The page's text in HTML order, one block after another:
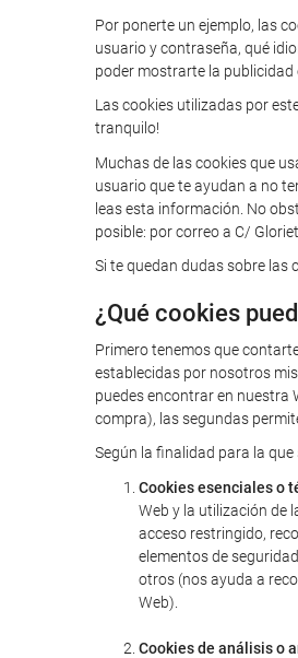
Por ponerte un ejemplo, las
usuario y contraseña, qué
poder mostrarte la publicidad
Las cookies utilizadas por
tranquilo!
Muchas de las cookies que
usuario que te ayudan a no
leas esta información. No
posible: por correo a C/
Si te quedan dudas sobre las
¿Qué cookies
Primero tenemos que
establecidas por nosotros
puedes encontrar en nuestra
compra), las segundas
Según la finalidad para la
Cookies esenciales o
Web y la utilización de
acceso restringido,
elementos de
otros (nos ayuda a
Web).
Cookies de análisis o